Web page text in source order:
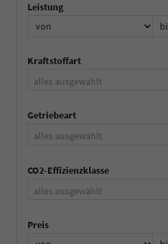
Leistung
Kraftstoffart
alles ausgewählt
Getriebeart
alles ausgewählt
CO2-Effizienzklasse
alles ausgewählt
Preis